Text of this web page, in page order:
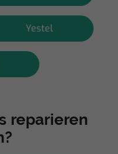
Yestel
reparieren